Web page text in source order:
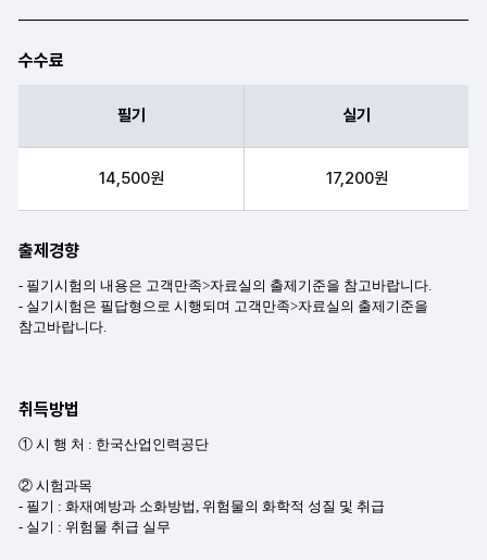
수수료
필기 실기
14,500원 17,200원
출제경향
취득방법